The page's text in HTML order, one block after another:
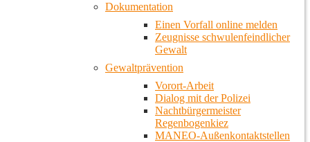
Dokumentation
Einen Vorfall online melden
Zeugnisse schwulenfeindlicher
Gewalt
Gewaltprävention
Vorort-Arbeit
Dialog mit der Polizei
Nachtbürgermeister
Regenbogenkiez
MANEO-Außenkontaktstellen